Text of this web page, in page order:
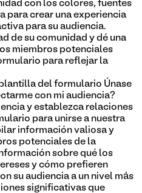
con los colores, fuentes
para crear una experiencia
para su audiencia.
de su comunidad y dé una
miembros potenciales
para reflejar la
del formulario Únase
con mi audiencia?
y establezca relaciones
para unirse a nuestra
información valiosa y
potenciales de la
sobre qué los
y cómo prefieren
su audiencia a un nivel más
significativas que